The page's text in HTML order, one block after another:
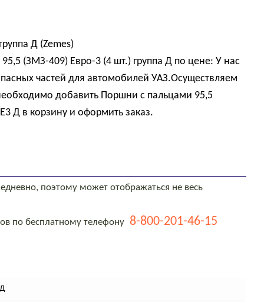
Д (Zemes)
(ЗМЗ-409) Евро-3 (4 шт.) группа Д по цене: У нас
частей для автомобилей УАЗ.Осуществляем
добавить Поршни с пальцами 95,5
Д в корзину и оформить заказ.
поэтому может отображаться не весь
по бесплатному телефону 8-800-201-46-15